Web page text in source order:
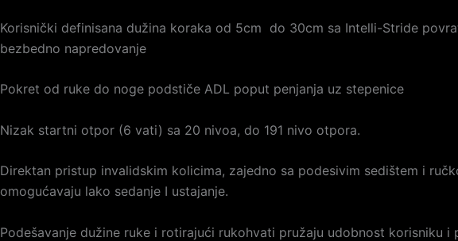
Korisnički definisana dužina koraka od 5cm do 30cm sa Intelli-Stride
bezbedno napredovanje
Pokret od ruke do noge podstiče ADL poput penjanja uz stepenice
Nizak startni otpor (6 vati) sa 20 nivoa, do 191 nivo otpora.
Direktan pristup invalidskim kolicima, zajedno sa podesivim sedištem i
omogućavaju lako sedanje I ustajanje.
Podešavanje dužine ruke i rotirajući rukohvati pružaju udobnost korisniku i